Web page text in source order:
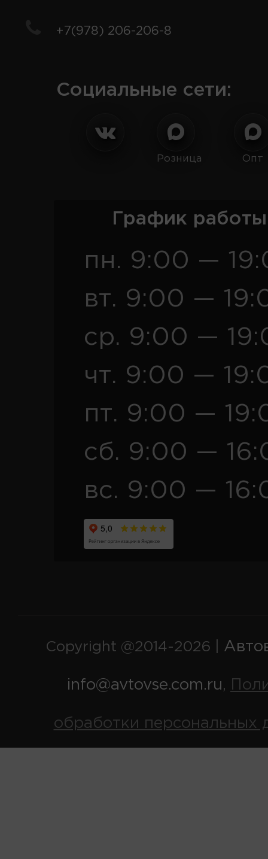
+7(978) 206-206-8
Социальные сети:
Розница Опт
График
пн. 9:00 —
вт. 9:00 —
ср. 9:00 —
чт. 9:00 —
пт. 9:00 —
сб. 9:00 —
вс. 9:00 —
Copyright @2014-2026 |
info@avtovse.com.ru,
обработки персональных